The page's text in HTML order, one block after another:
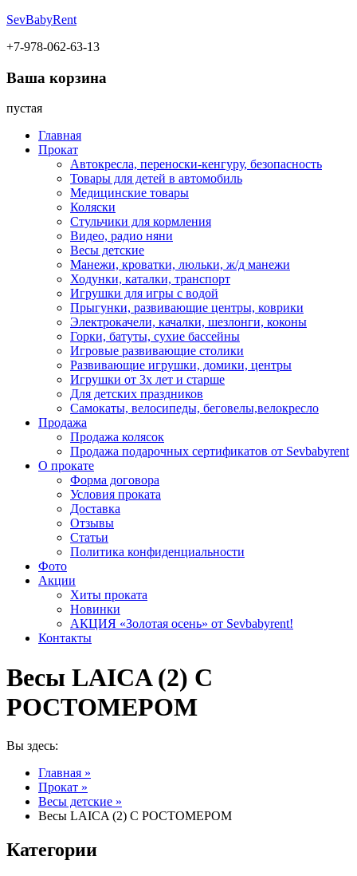
SevBabyRent
+7-978-062-63-13
Ваша корзина
пустая
Главная
Прокат
Автокресла, переноски-кенгуру, безопасность
Товары для детей в автомобиль
Медицинские товары
Коляски
Стульчики для кормления
Видео, радио няни
Весы детские
Манежи, кроватки, люльки, ж/д манежи
Ходунки, каталки, транспорт
Игрушки для игры с водой
Прыгунки, развивающие центры, коврики
Электрокачели, качалки, шезлонги, коконы
Горки, батуты, сухие бассейны
Игровые развивающие столики
Развивающие игрушки, домики, центры
Игрушки от 3х лет и старше
Для детских праздников
Самокаты, велосипеды, беговелы,велокресло
Продажа
Продажа колясок
Продажа подарочных сертификатов от Sevbabyrent
О прокате
Форма договора
Условия проката
Доставка
Отзывы
Статьи
Политика конфиденциальности
Фото
Акции
Хиты проката
Новинки
АКЦИЯ «Золотая осень» от Sevbabyrent!
Контакты
Весы LAICA (2) С
РОСТОМЕРОМ
Вы здесь:
Главная »
Прокат »
Весы детские »
Весы LAICA (2) С РОСТОМЕРОМ
Категории